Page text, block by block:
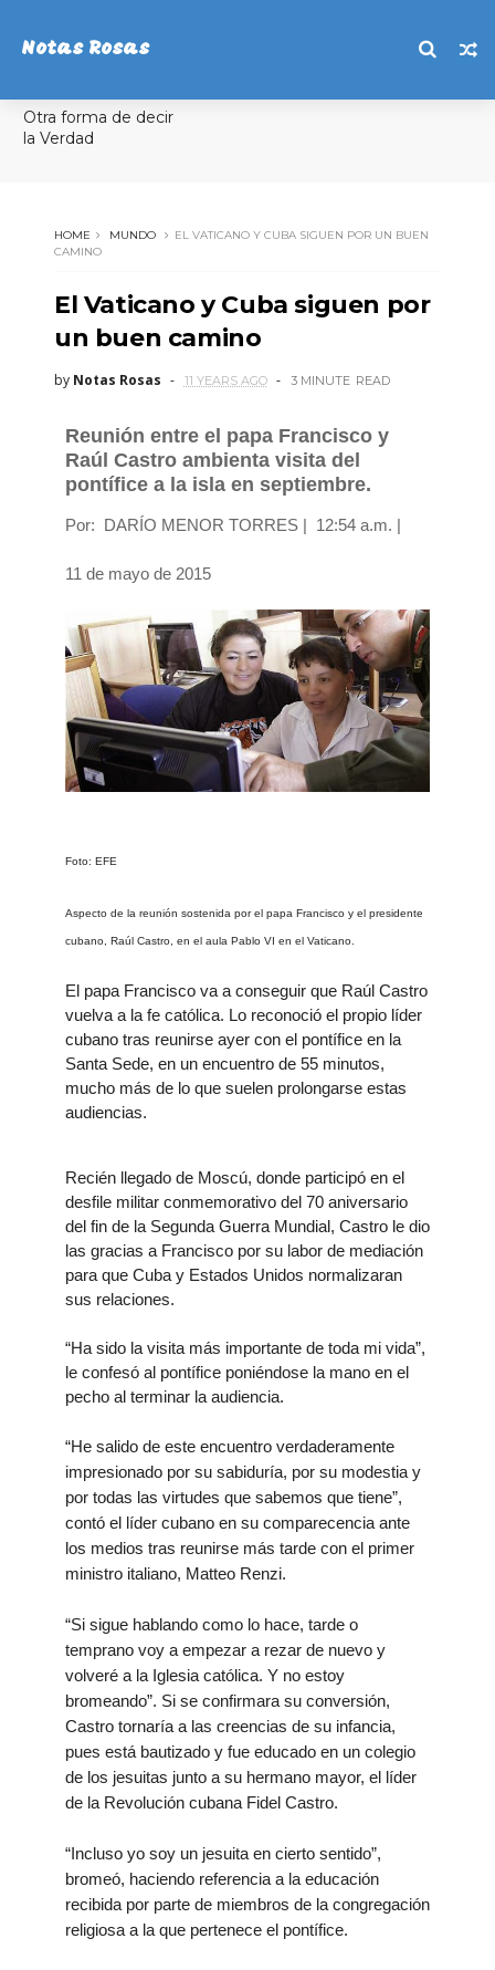
Notas Rosas
Otra forma de decir
la Verdad
HOME MUNDO
EL VATICANO Y CUBA SIGUEN POR UN BUEN
CAMINO
El Vaticano y Cuba siguen por
un buen camino
by Notas Rosas 11 YEARS AGO 3 MINUTE READ
Reunión entre el papa Francisco y
Raúl Castro ambienta visita del
pontífice a la isla en septiembre.
Por: DARÍO MENOR TORRES | 12:54 a.m. |
11 de mayo de 2015
Foto: EFE
Aspecto de la reunión sostenida por el papa Francisco y el presidente
cubano, Raúl Castro, en el aula Pablo VI en el Vaticano.
El papa Francisco va a conseguir que Raúl Castro
vuelva a la fe católica. Lo reconoció el propio líder
cubano tras reunirse ayer con el pontífice en la
Santa Sede, en un encuentro de 55 minutos,
mucho más de lo que suelen prolongarse estas
audiencias.
Recién llegado de Moscú, donde participó en el
desfile militar conmemorativo del 70 aniversario
del fin de la Segunda Guerra Mundial, Castro le dio
las gracias a Francisco por su labor de mediación
para que Cuba y Estados Unidos normalizaran
sus relaciones.
“Ha sido la visita más importante de toda mi vida”,
le confesó al pontífice poniéndose la mano en el
pecho al terminar la audiencia.
“He salido de este encuentro verdaderamente
impresionado por su sabiduría, por su modestia y
por todas las virtudes que sabemos que tiene”,
contó el líder cubano en su comparecencia ante
los medios tras reunirse más tarde con el primer
ministro italiano, Matteo Renzi.
“Si sigue hablando como lo hace, tarde o
temprano voy a empezar a rezar de nuevo y
volveré a la Iglesia católica. Y no estoy
bromeando”. Si se confirmara su conversión,
Castro tornaría a las creencias de su infancia,
pues está bautizado y fue educado en un colegio
de los jesuitas junto a su hermano mayor, el líder
de la Revolución cubana Fidel Castro.
“Incluso yo soy un jesuita en cierto sentido”,
bromeó, haciendo referencia a la educación
recibida por parte de miembros de la congregación
religiosa a la que pertenece el pontífice.